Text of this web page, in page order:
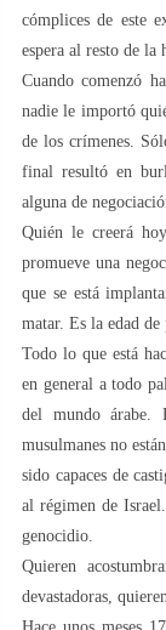
cómplices de este
espera al resto de la
Cuando comenzó
nadie le importó
de los crímenes.
final resultó en
alguna de
Quién le creerá
promueve una
que se está
matar. Es la edad
Todo lo que está
en general a todo
del mundo árabe.
musulmanes no
sido capaces de
al régimen de
genocidio.
Quieren
devastadoras,